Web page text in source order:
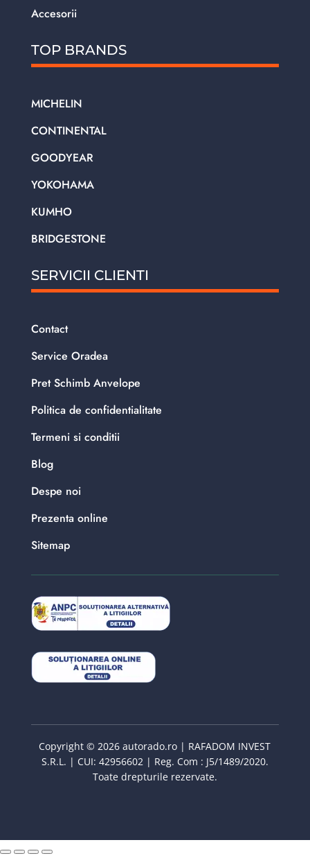
Accesorii
TOP BRANDS
MICHELIN
CONTINENTAL
GOODYEAR
YOKOHAMA
KUMHO
BRIDGESTONE
SERVICII CLIENTI
Contact
Service Oradea
Pret Schimb Anvelope
Politica de confidentialitate
Termeni si conditii
Blog
Despe noi
Prezenta online
Sitemap
Copyright © 2026 autorado.ro | RAFADOM INVEST
S.R.L. | CUI: 42956602 | Reg. Com : J5/1489/2020.
Toate drepturile rezervate.